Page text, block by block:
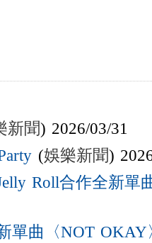
新聞) 2026/03/31
(娛樂新聞)
Roll合作全新單
單曲〈NOT OKAY